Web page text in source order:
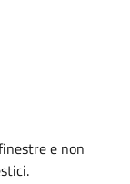
e non